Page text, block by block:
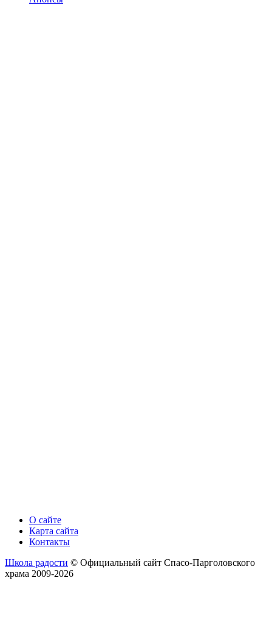
О сайте
Карта сайта
Контакты
Школа радости © Официальный сайт Спасо-Парголовского
храма 2009-2026